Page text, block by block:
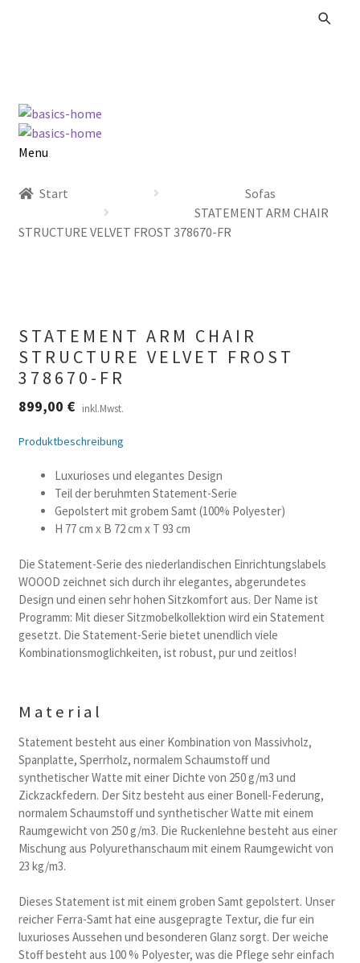
Zur
Navigation
springen
Zum
Inhalt
springen
Menu
Kataloge Landhaus
Summer Sale
Start
Sofas
STATEMENT ARM CHAIR
STRUCTURE VELVET FROST 378670-FR
STATEMENT ARM CHAIR
STRUCTURE VELVET FROST
378670-FR
899,00 € inkl.Mwst.
Produktbeschreibung
Luxurioses und elegantes Design
Teil der beruhmten Statement-Serie
Gepolstert mit grobem Samt (100% Polyester)
H 77 cm x B 72 cm x T 93 cm
Die Statement-Serie des niederlandischen Einrichtungslabels
WOOOD zeichnet sich durch ihr elegantes, abgerundetes
Design und einen sehr hohen Sitzkomfort aus. Der Name ist
Programm: Mit dieser Sitzmobelkollektion wird ein Statement
gesetzt. Die Statement-Serie bietet unendlich viele
Kombinationsmoglichkeiten, ist robust, pur und zeitlos!
Material
Statement besteht aus einer Kombination von Massivholz,
Spanplatte, Sperrholz, normalem Schaumstoff und
synthetischer Watte mit einer Dichte von 250 g/m3 und
Zickzackfedern. Der Sitz besteht aus einer Bonell-Federung,
normalem Schaumstoff und synthetischer Watte mit einem
Raumgewicht von 250 g/m3. Die Ruckenlehne besteht aus einer
Mischung aus Polyurethanschaum mit einem Raumgewicht von
23 kg/m3.
Dieses Statement ist mit einem groben Samt gepolstert. Unser
reicher Ferra-Samt hat eine ausgepragte Textur, die fur ein
luxurioses Aussehen und besonderen Glanz sorgt. Der weiche
Stoff besteht aus 100 % Polyester, was die Pflege sehr einfach